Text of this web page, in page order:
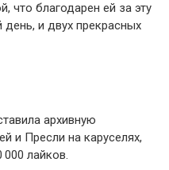
что благодарен ей за эту
и двух прекрасных
архивную
и Пресли на каруселях,
лайков.